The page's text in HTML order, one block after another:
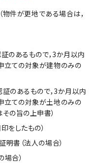
件が更地である場合は，
のあるもので，3か月以内
立ての対象が建物のみの
のあるもので，3か月以内
立ての対象が土地のみの
の旨の上申書）
をしたもの）
書（法人の場合）
合）